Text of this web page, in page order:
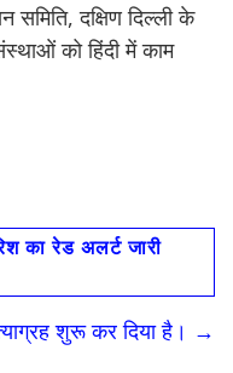
समिति, दक्षिण दिल्ली के
को हिंदी में काम
का रेड अलर्ट जारी
शुरू कर दिया है। →